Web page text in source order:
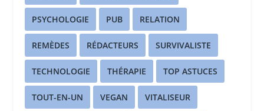
PSYCHOLOGIE PUB RELATION
REMÈDES RÉDACTEURS SURVIVALISTE
TECHNOLOGIE THÉRAPIE TOP ASTUCES
TOUT-EN-UN VEGAN VITALISEUR